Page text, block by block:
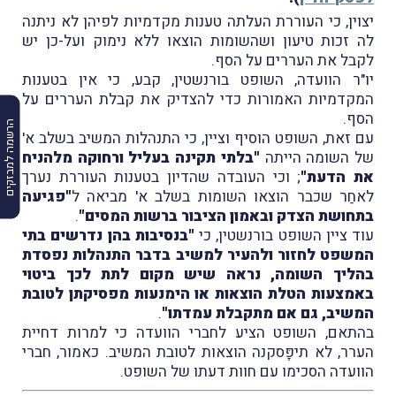
הרשמה למבזקים
יצוין, כי העוררת העלתה טענות מקדמיות לפיהן לא ניתנה
לה זכות טיעון ושהשומות הוצאו ללא נימוק ועל-כן יש
לקבל את העררים על הסף.
יו"ר הוועדה, השופט בורנשטין, קבע, כי אין בטענות
המקדמיות האמורות כדי להצדיק את קבלת העררים על
הסף.
עם זאת, השופט הוסיף וציין, כי התנהלות המשיב בשלב א'
של השומה הייתה "בלתי תקינה בעליל ורחוקה מלהניח
את הדעת"; וכי העובדה שהדיון בטענות העוררת נערך
לאחַר שכבר הוצאו השומות בשלב א' מביאה ל"פגיעה
בתחושת הצדק ובאמון הציבור ברשות המסים".
עוד ציין השופט בורנשטין, כי "בנסיבות בהן נדרשים בתי
המשפט לחזור ולהעיר למשיב בדבר התנהלות נפסדת
בהליך השומה, נראה שיש מקום לתת לכך ביטוי
באמצעות הטלת הוצאות או הימנעות מפסיקתן לטובת
המשיב, גם אם מתקבלת עמדתו".
בהתאם, השופט הציע לחברי הוועדה כי למרות דחיית
הערר, לא תיפָּסקנה הוצאות לטובת המשיב. כאמור, חברי
הוועדה הסכימו עם חוות דעתו של השופט.